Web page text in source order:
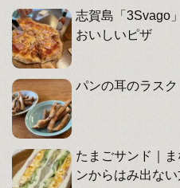
志賀島「3Svago
おいしいピザ
パンの耳のラスク
たまごサンド｜
ンからはみ出な